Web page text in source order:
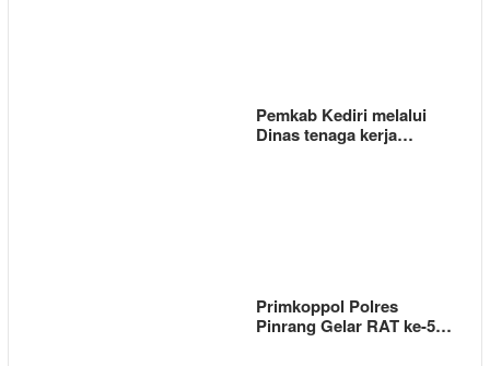
Pemkab Kediri melalui
Dinas tenaga kerja…
Primkoppol Polres
Pinrang Gelar RAT ke-5…